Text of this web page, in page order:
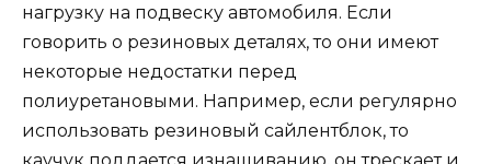
нагрузку на подвеску автомобиля. Если
говорить о резиновых деталях, то они имеют
некоторые недостатки перед
полиуретановыми. Например, если регулярно
использовать резиновый сайлентблок, то